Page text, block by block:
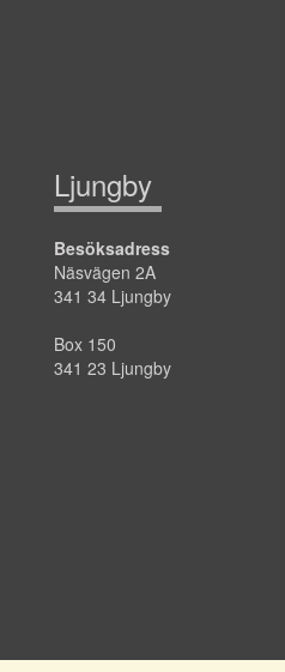
Ljungby
Besöksadress
Näsvägen 2A
341 34 Ljungby
Box 150
341 23 Ljungby